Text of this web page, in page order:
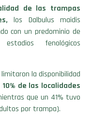
de las trampas
los Dalbulus maidis
con un predominio de
fenológicos
la disponibilidad
de las localidades
que un 41% tuvo
por trampa).